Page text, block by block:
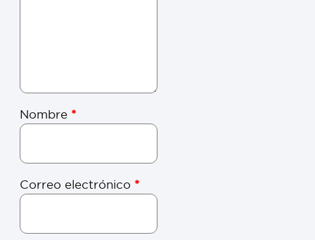
Nombre *
Correo electrónico *